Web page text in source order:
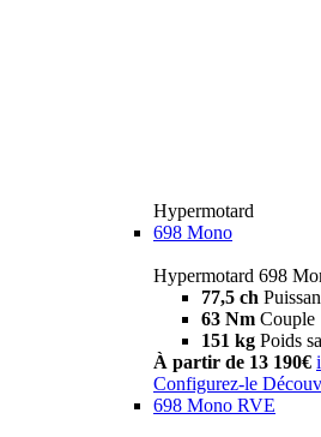
Hypermotard
698 Mono
Hypermotard 698
77,5 ch
63 Nm Couple
151 kg Poids
À partir de 13 190€ i
Configurez-le
698 Mono RVE